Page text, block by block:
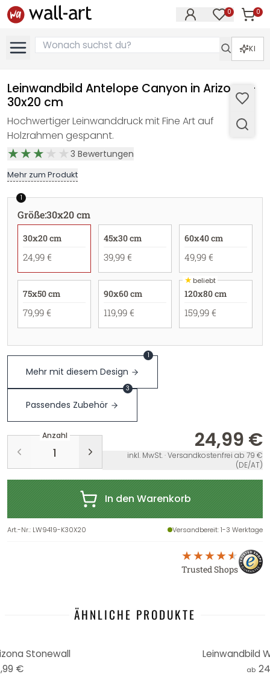
0 0
KI
Leinwandbild Antelope Canyon in Arizona -
30x20 cm
Hochwertiger Leinwanddruck mit Fine Art auf
Holzrahmen gespannt.
3 Bewertungen
Mehr zum Produkt
1
Größe:30x20 cm
30x20 cm
24,99 €
45x30 cm
39,99 €
60x40 cm
49,99 €
75x50 cm
79,99 €
90x60 cm
119,99 €
★beliebt
120x80 cm
159,99 €
Mehr mit diesem Design
1
Passendes Zubehör
3
Anzahl 24,99 €
inkl. MwSt. · Versandkostenfrei ab 79 €
(DE/AT)
In den Warenkorb
Art.-Nr.: LW9419-K30X20 Versandbereit: 1-3 Werktage
Trusted Shops
ÄHNLICHE PRODUKTE
Stonewall
€
Leinwandbild
ab